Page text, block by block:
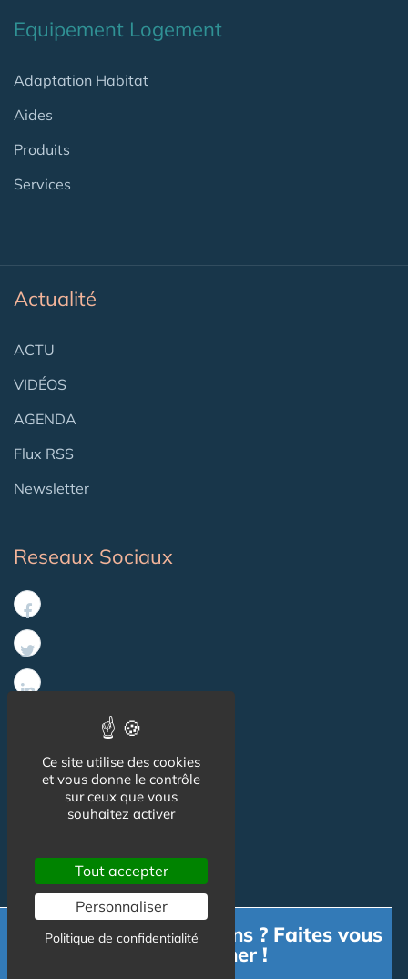
Equipement Logement
Adaptation Habitat
Aides
Produits
Services
Actualité
ACTU
VIDÉOS
AGENDA
Flux RSS
Newsletter
Reseaux Sociaux
Informations
Contact
Besoin d'informations ? Faites vous
accompagner !
Ce site utilise des cookies
et vous donne le contrôle
sur ceux que vous
souhaitez activer
Tout accepter
Personnaliser
Politique de confidentialité